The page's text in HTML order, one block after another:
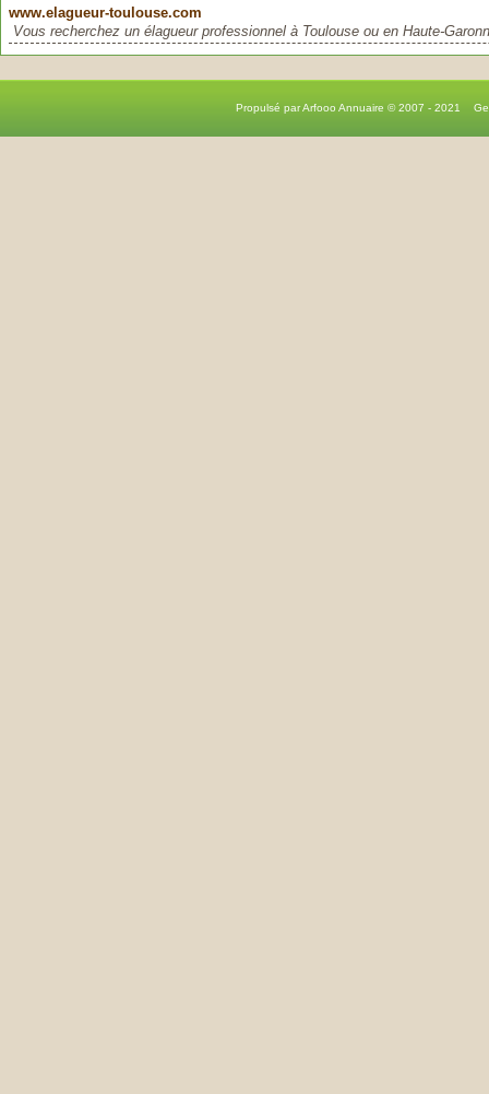
www.elagueur-toulouse.com
Vous recherchez un élagueur professionnel à Toulouse ou en Haute-
Propulsé par Arfooo Annuaire © 2007 - 2021